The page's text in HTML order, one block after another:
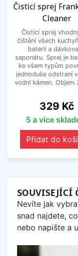
Čisticí sprej
Cleaner
Čistící sprej
čištění všech
baterií a
saponátu. Sprej je
ke všem typům
jednoduše odstraní
vodní kámen. Objem
Cena
329 Kč
5 a více
Přidat do
SOUVISEJÍCÍ
Nevíte jak
snad najdete,
nebo napište a